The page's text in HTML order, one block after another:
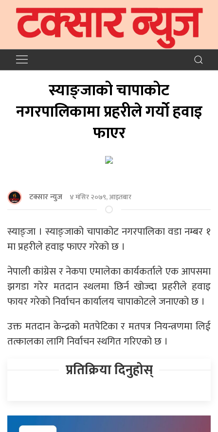
स्याङ्जाको चापाकोट
नगरपालिकामा प्रहरीले गर्यो हवाइ
फाएर
टक्सार न्युज ४ मंसिर २०७९, आइतबार
स्याङ्जा । स्याङ्जाको चापाकोट नगरपालिका वडा नम्बर १
मा प्रहरीले हवाइ फाएर गरेको छ ।
नेपाली कांग्रेस र नेकपा एमालेका कार्यकर्ताले एक आपसमा
झगडा गरेर मतदान स्थलमा छिर्न खोज्दा प्रहरीले हवाइ
फायर गरेको निर्वाचन कार्यालय चापाकोटले जनाएको छ ।
उक्त मतदान केन्द्रको मतपेटिका र मतपत्र नियन्त्रणमा लिई
तत्कालका लागि निर्वाचन स्थगित गरिएको छ ।
प्रतिक्रिया दिनुहोस्